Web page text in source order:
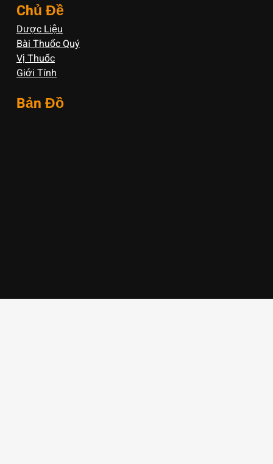
Chủ Đề
Dược Liệu
Bài Thuốc Quý
Vị Thuốc
Giới Tính
Bản Đồ